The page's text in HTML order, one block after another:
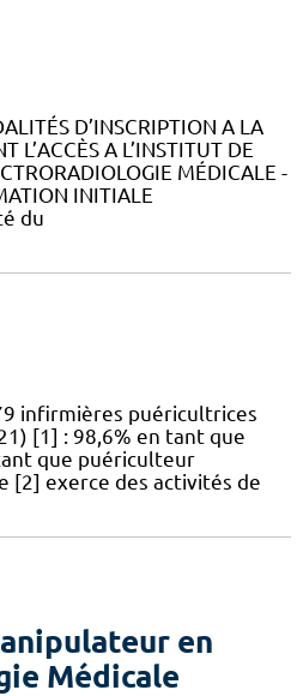
D’INSCRIPTION A LA
L’ACCÈS A L’INSTITUT DE
MÉDICALE -
INITIALE
du
infirmières puéricultrices
[1] : 98,6% en tant que
que puériculteur
[2] exerce des activités de
en
Médicale